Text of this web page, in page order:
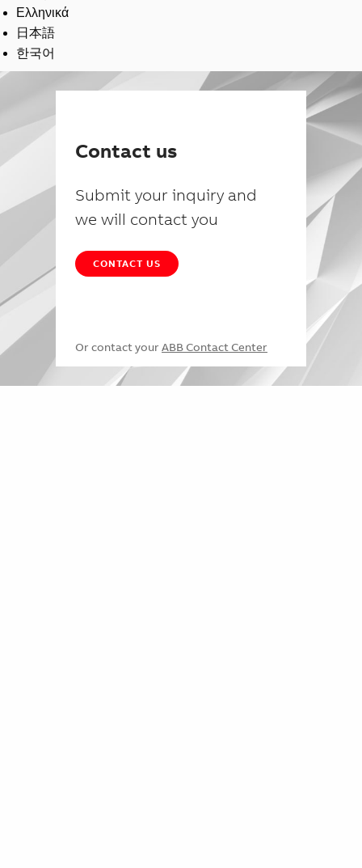
Ελληνικά
日本語
한국어
Contact us
Submit your inquiry and
we will contact you
CONTACT US
Or contact your ABB Contact Center